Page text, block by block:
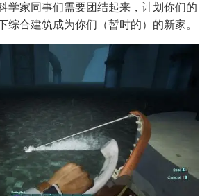
学家同事们需要团结起来，计划你们的
综合建筑成为你们（暂时的）的新家。